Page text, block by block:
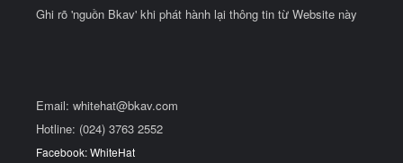
Ghi rõ 'nguồn Bkav' khi phát hành lại thông tin từ Website này
Email: whitehat@bkav.com
Hotline: (024) 3763 2552
Facebook: WhiteHat